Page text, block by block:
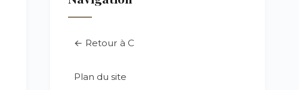
← Retour à C
Plan du site